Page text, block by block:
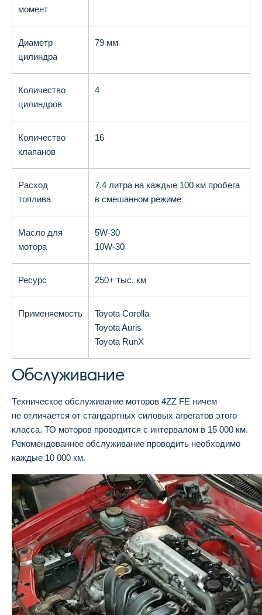
момент
Диаметр
цилиндра
79 мм
Количество
цилиндров
4
Количество
клапанов
16
Расход
топлива
7.4 литра на каждые 100 км пробега
в смешанном режиме
Масло для
мотора
5W-30
10W-30
Ресурс 250+ тыс. км
Применяемость
Toyota Corolla
Toyota Auris
Toyota RunX
Обслуживание
Техническое обслуживание моторов 4ZZ FE ничем
не отличается от стандартных силовых агрегатов этого
класса. ТО моторов проводится с интервалом в 15 000 км.
Рекомендованное обслуживание проводить необходимо
каждые 10 000 км.